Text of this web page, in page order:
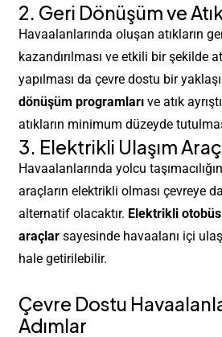
2. Geri Dönüşüm ve
Havaalanlarında oluşan atıkların
kazandırılması ve etkili bir şekilde
yapılması da çevre dostu bir
dönüşüm programlarıve atık
atıkların minimum düzeyde
3. Elektrikli Ulaşım
Havaalanlarında yolcu
araçların elektrikli olması çevreye
alternatif olacaktır. Elektrikli
araçlarsayesinde havaalanı içi
hale getirilebilir.
Çevre Dostu
Adımlar
Projen mi
Hemen
Gizlilik Politikası
Çerez Politikası